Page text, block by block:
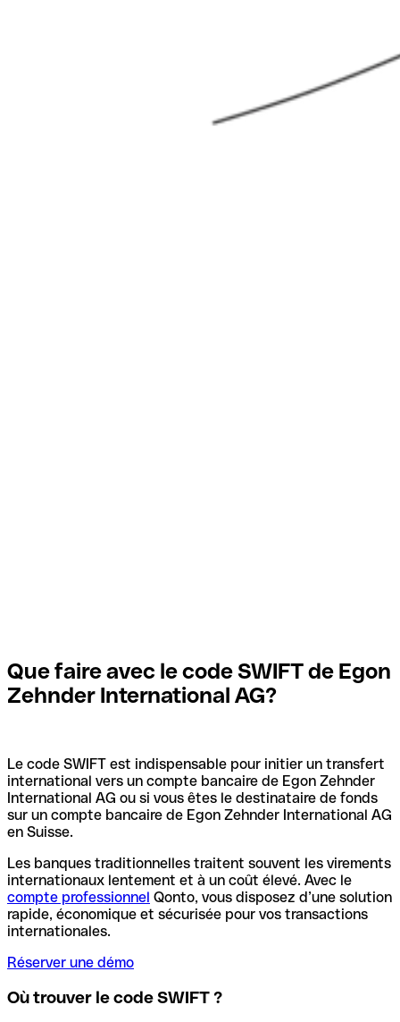
Que faire avec le code SWIFT de Egon
Zehnder International AG?
Le code SWIFT est indispensable pour initier un transfert
international vers un compte bancaire de Egon Zehnder
International AG ou si vous êtes le destinataire de fonds
sur un compte bancaire de Egon Zehnder International AG
en Suisse.
Les banques traditionnelles traitent souvent les virements
internationaux lentement et à un coût élevé. Avec le
compte professionnel Qonto, vous disposez d’une solution
rapide, économique et sécurisée pour vos transactions
internationales.
Réserver une démo
Où trouver le code SWIFT ?